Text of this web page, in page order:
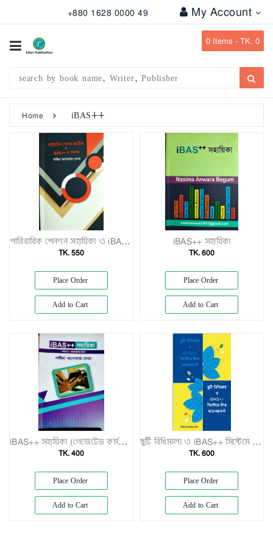
+880 1628 0000 49 My Account
0 Items -TK. 0
Categories
Publication
Stationary
Combo
Offers
Bangladesh
Gazette
Exam
Book
Islamic
Books
Building
Construction
Engineering
Home iBAS++
পারিবারিক পেনশন সহায়িকা ও iBAS++ এ পেনশন
TK. 550
Place Order
Add to Cart
iBAS++ সহায়িকা
TK. 600
Place Order
Add to Cart
iBAS++ সহায়িকা (গেজেটেড কর্মকর্তাদের জন্য)
TK. 400
Place Order
Add to Cart
ছুটি বিধিমালা ও iBAS++ সিস্টেমে লিভ ম্যানেজমেন্ট
TK. 600
Place Order
Add to Cart